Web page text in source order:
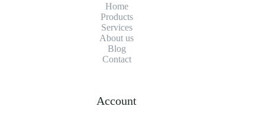
Home
Products
Services
About us
Blog
Contact
Account